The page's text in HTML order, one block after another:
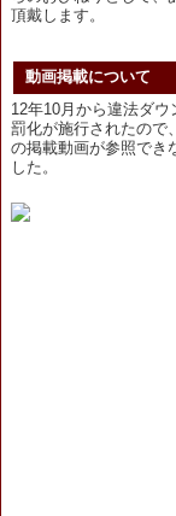
頂戴します。
動画掲載について
12年10月から違法ダウ
罰化が施行されたので
の掲載動画が参照でき
した。